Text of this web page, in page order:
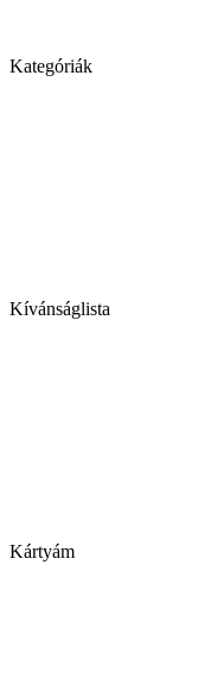
Kategóriák
Kívánságlista
Kártyám